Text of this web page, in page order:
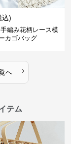
込)
編み花柄レース模
カゴバッグ
へ ›
テム